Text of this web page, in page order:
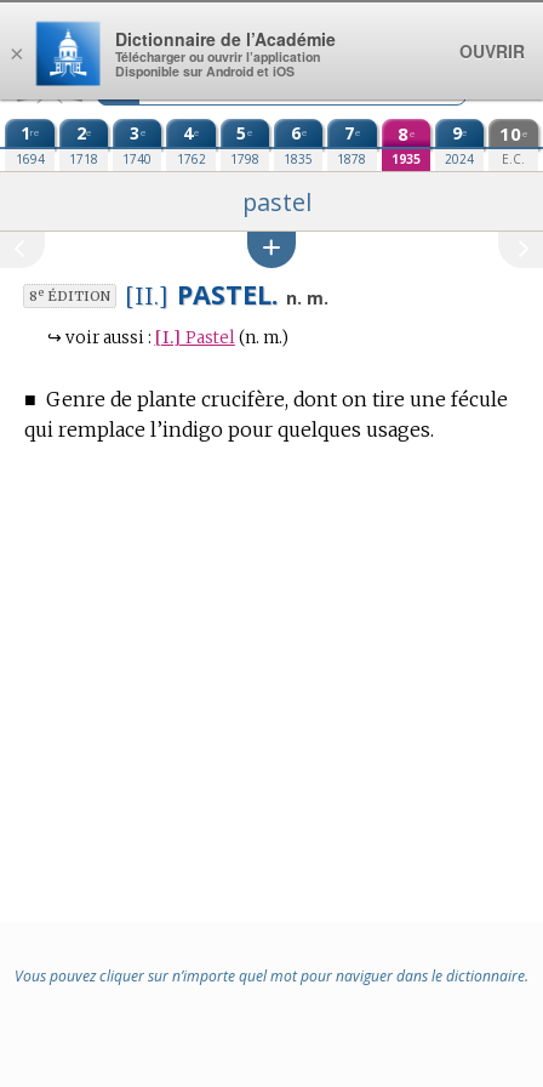
Aller au contenu
1re
1694
2e
1718
3e
1740
4e
1762
5e
1798
6e
1835
7e
1878
8e
1935
9e
2024
10e
E.C.
pastel
8eÉDITION [II.] PASTEL. n. m.
↪ voir aussi : [I.] Pastel (n. m.)
■ Genre de plante crucifère, dont on tire une fécule
qui remplace l’indigo pour quelques usages.
Vous pouvez cliquer sur n’importe quel mot pour naviguer dans le dictionnaire.
×
Dictionnaire de l’Académie
Télécharger ou ouvrir l’application
Disponible sur Android et iOS
OUVRIR